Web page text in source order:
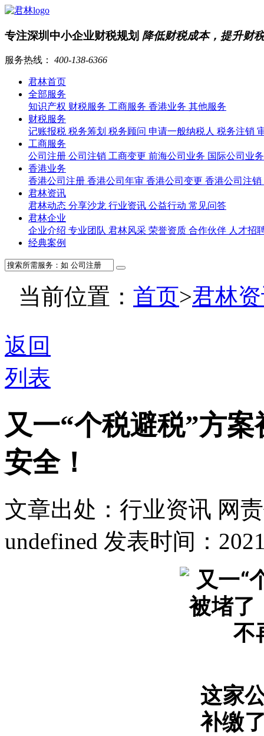
专注深圳中小企业财税规划 降低财税成本，提升财
服务热线： 400-138-6366
君林首页
全部服务
知识产权 财税服务 工商服务 香港业务 其他服务
财税服务
记账报税 税务筹划 税务顾问 申请一般纳税人 税务注销
工商服务
公司注册 公司注销 工商变更 前海公司业务 国际公司业
香港业务
香港公司注册 香港公司年审 香港公司变更 香港公司注销
君林资讯
君林动态 分享沙龙 行业资讯 公益行动 常见问答
君林企业
企业介绍 专业团队 君林风采 荣誉资质 合作伙伴 人才招
经典案例
当前位置： 首页>君林
返回
列表
又一“个税避税”方
安全！
文章出处：行业资讯 网
undefined 发表时间：
这家
补缴